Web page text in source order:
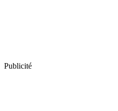
Publicité